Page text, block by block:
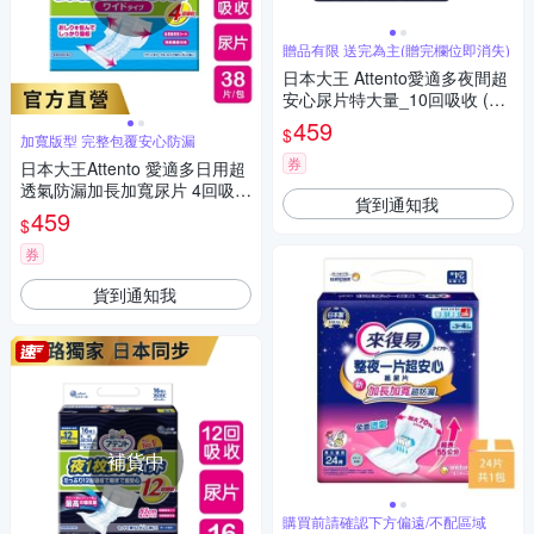
加寬版型 完整包覆安心防漏
日本大王Attento 愛適多日用超
透氣防漏加長加寬尿片 4回吸收
(38片/包)
$459
券
貨到通知我
補貨中
贈品有限 送完為主(贈完欄位即消失)
日本大王 Attento愛適多夜間超
安心尿片特大量_10回吸收 (18
片/包)
$459
券
貨到通知我
購買前請確認下方偏遠/不配區域